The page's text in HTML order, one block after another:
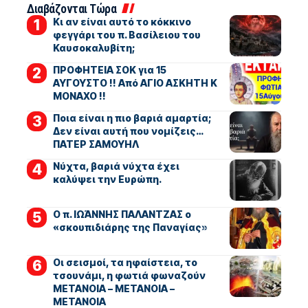
Διαβάζονται Τώρα
Κι αν είναι αυτό το κόκκινο
φεγγάρι του π. Βασίλειου του
Καυσοκαλυβίτη;
ΠΡΟΦΗΤΕΙΑ ΣΟΚ για 15
ΑΥΓΟΥΣΤΟ !! Από ΑΓΙΟ ΑΣΚΗΤΗ Κ
ΜΟΝΑΧΟ !!
Ποια είναι η πιο βαριά αμαρτία;
Δεν είναι αυτή που νομίζεις…
ΠΑΤΕΡ ΣΑΜΟΥΗΛ
Νύχτα, βαριά νύχτα έχει
καλύψει την Ευρώπη.
Ο π. ΙΩΆΝΝΗΣ ΠΑΛΑΝΤΖΑΣ ο
«σκουπιδιάρης της Παναγίας»
Οι σεισμοί, τα ηφαίστεια, το
τσουνάμι, η φωτιά φωναζούν
ΜΕΤΑΝΟΙΑ – ΜΕΤΑΝΟΙΑ –
ΜΕΤΑΝΟΙΑ